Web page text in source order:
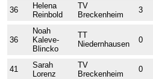
36
Helena
Reinbold
TV
Breckenheim
3
36
Noah
Kaleve-
Blincko
TT
Niedernhausen
0
41
Sarah
Lorenz
TV
Breckenheim
0